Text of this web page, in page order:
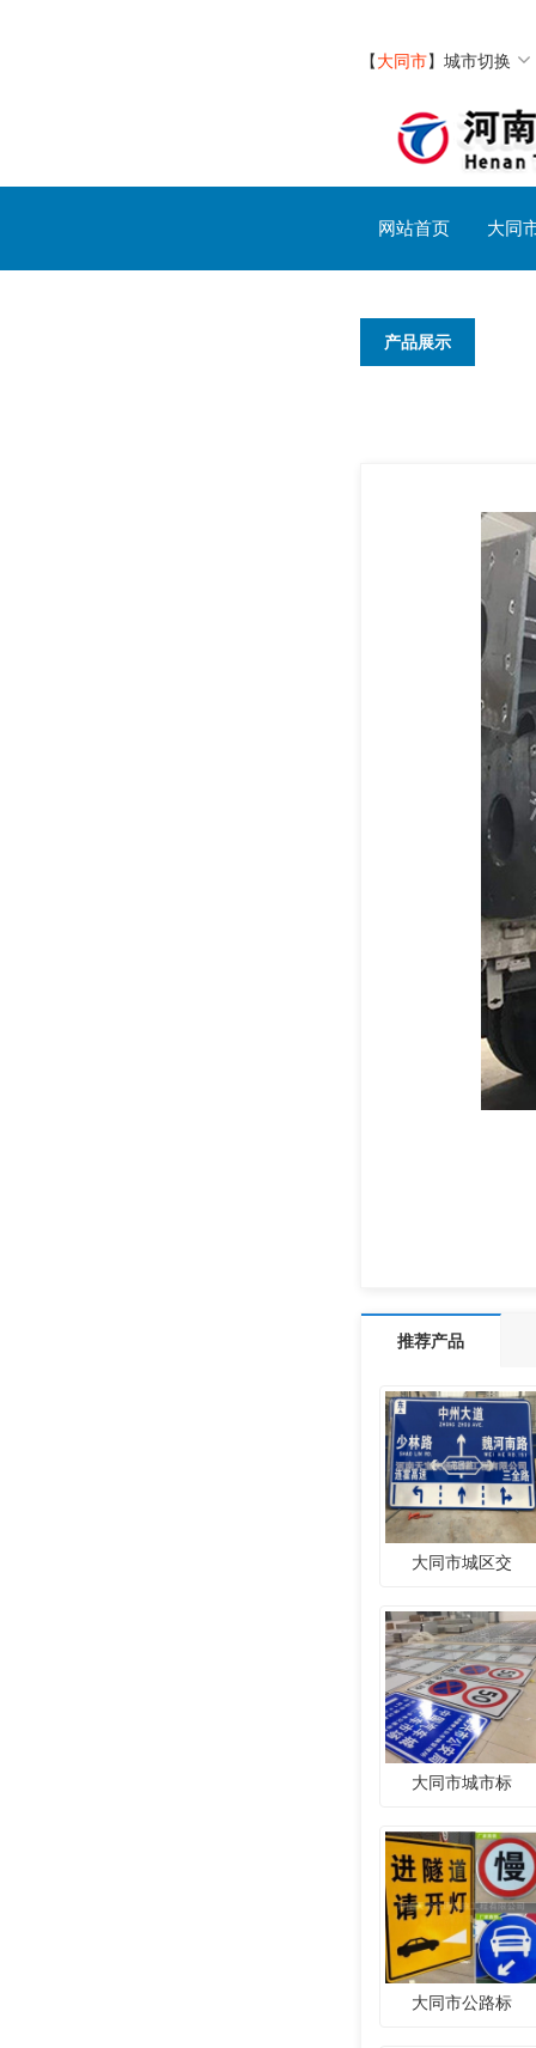
【大同市】 城市切换
网站首页 大同
产品展示
推荐产品
大同市城区交
大同市城市标
大同市公路标